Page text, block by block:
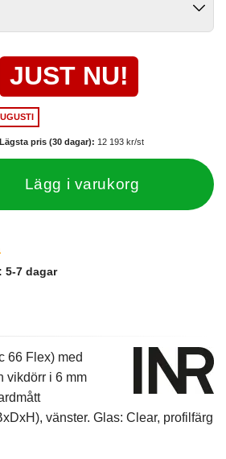
JUST NU!
Lägsta pris (30 dagar): 12 193 kr/st
Lägg i varukorg
5-7 dagar
66 Flex) med
vikdörr i 6 mm
vänster. Glas: Clear, profilfärg